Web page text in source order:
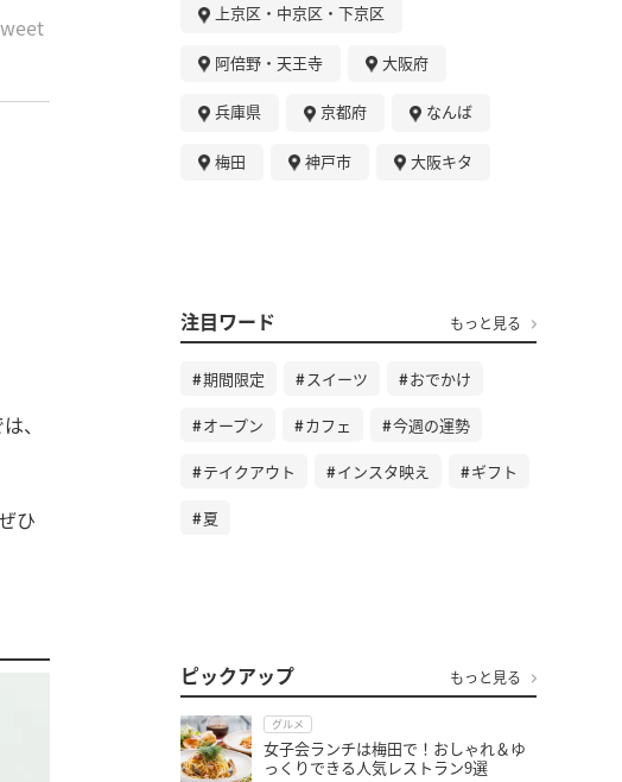
、
ひ
上京区・中京区・下京区
阿倍野・天王寺 大阪府
兵庫県 京都府 なんば
梅田 神戸市 大阪キタ
注目ワード もっと見る
期間限定 スイーツ おでかけ
オープン カフェ 今週の運勢
テイクアウト インスタ映え ギフト
夏
ピックアップ もっと見る
グルメ
女子会ランチは梅田で！おしゃれ＆ゆ
っくりできる人気レストラン9選